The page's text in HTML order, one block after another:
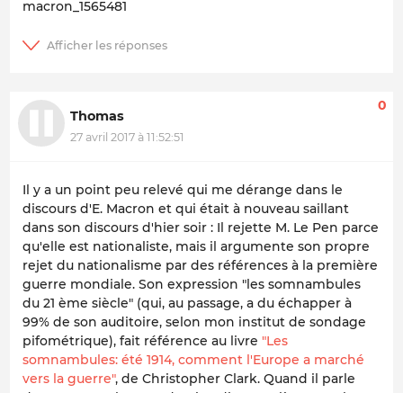
macron_1565481
Thomas
27 avril 2017 à 11:52:51
0
Il y a un point peu relevé qui me dérange dans le
discours d'E. Macron et qui était à nouveau saillant
dans son discours d'hier soir : Il rejette M. Le Pen parce
qu'elle est nationaliste, mais il argumente son propre
rejet du nationalisme par des références à la première
guerre mondiale. Son expression "les somnambules
du 21 ème siècle" (qui, au passage, a du échapper à
99% de son auditoire, selon mon institut de sondage
pifométrique), fait référence au livre "Les
somnambules: été 1914, comment l'Europe a marché
vers la guerre", de Christopher Clark. Quand il parle